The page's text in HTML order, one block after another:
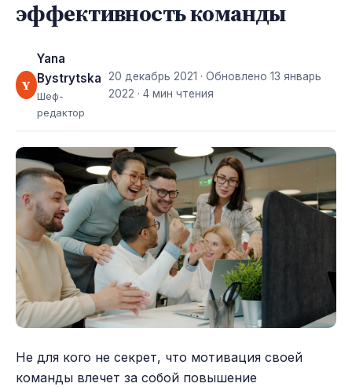
эффективность команды
Y
Yana
Bystrytska
Шеф-
редактор
20 декабрь 2021 · Обновлено 13 январь
2022 · 4 мин чтения
Не для кого не секрет, что мотивация своей
команды влечет за собой повышение